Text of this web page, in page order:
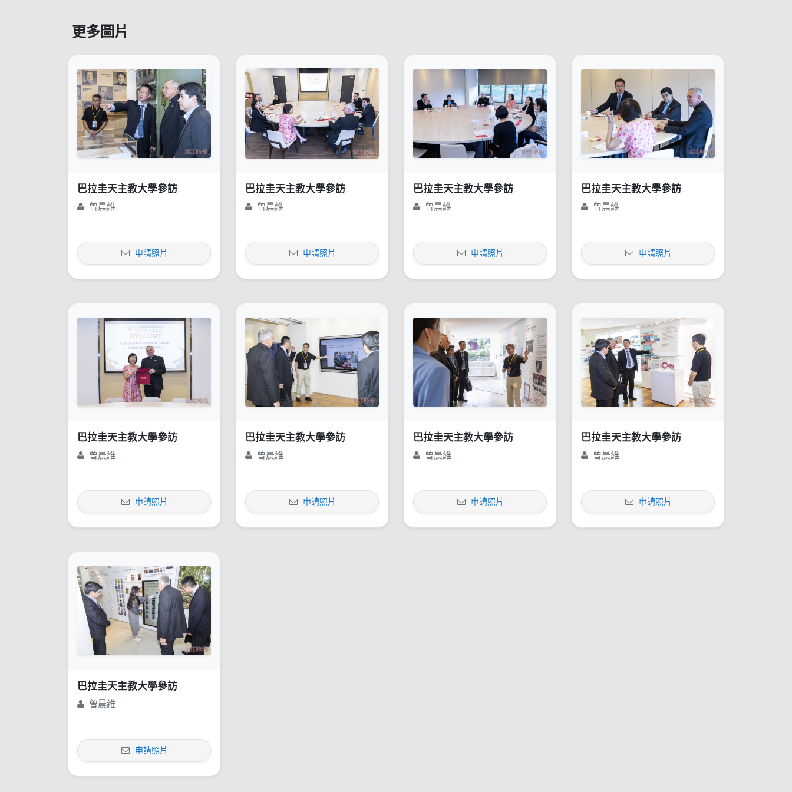
更多圖片
巴拉圭天主教大學參訪
曾晨維
申請照片
巴拉圭天主教大學參訪
曾晨維
申請照片
巴拉圭天主教大學參訪
曾晨維
申請照片
巴拉圭天主教大學參訪
曾晨維
申請照片
巴拉圭天主教大學參訪
曾晨維
申請照片
巴拉圭天主教大學參訪
曾晨維
申請照片
巴拉圭天主教大學參訪
曾晨維
申請照片
巴拉圭天主教大學參訪
曾晨維
申請照片
巴拉圭天主教大學參訪
曾晨維
申請照片